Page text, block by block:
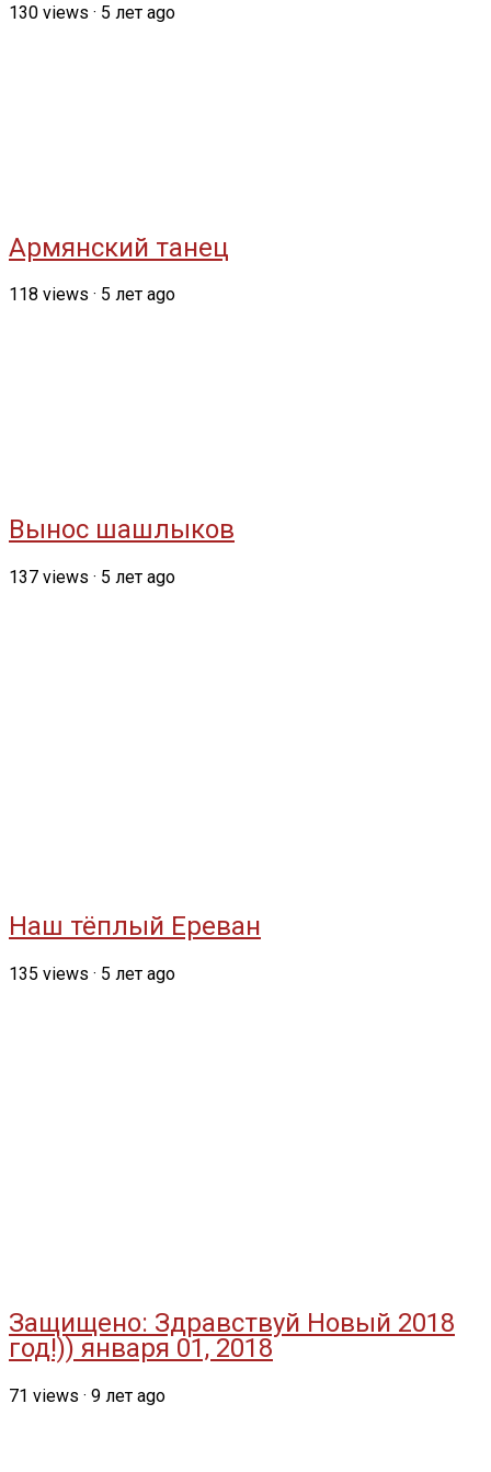
130 views · 5 лет ago
Армянский танец
118 views · 5 лет ago
Вынос шашлыков
137 views · 5 лет ago
Наш тёплый Ереван
135 views · 5 лет ago
Защищено: Здравствуй Новый 2018
год!)) января 01, 2018
71 views · 9 лет ago